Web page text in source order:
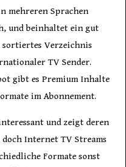
mehreren Sprachen
und beinhaltet ein gut
sortiertes Verzeichnis
TV Sender.
gibt es Premium Inhalte
im Abonnement.
und zeigt deren
Internet TV Streams
Formate sonst